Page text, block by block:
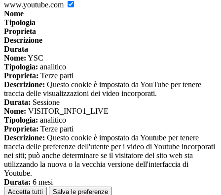
www.youtube.com
Nome
Tipologia
Proprieta
Descrizione
Durata
Nome: YSC
Tipologia: analitico
Proprieta: Terze parti
Descrizione: Questo cookie è impostato da YouTube per tenere
traccia delle visualizzazioni dei video incorporati.
Durata: Sessione
Nome: VISITOR_INFO1_LIVE
Tipologia: analitico
Proprieta: Terze parti
Descrizione: Questo cookie è impostato da Youtube per tenere
traccia delle preferenze dell'utente per i video di Youtube incorporati
nei siti; può anche determinare se il visitatore del sito web sta
utilizzando la nuova o la vecchia versione dell'interfaccia di
Youtube.
Durata: 6 mesi
Accetta tutti Salva le preferenze